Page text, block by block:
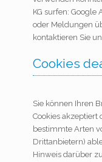
KG surfen:
oder Meldungen
kontaktieren Sie
Cookies
Sie können Ihren
Cookies akzeptiert
bestimmte Arten
Drittanbietern)
Hinweis darüber